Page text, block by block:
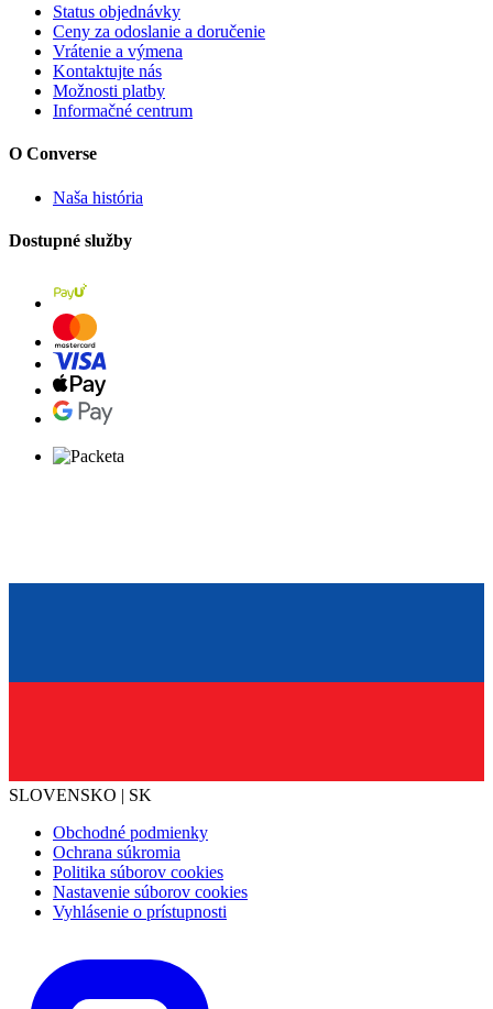
Status objednávky
Ceny za odoslanie a doručenie
Vrátenie a výmena
Kontaktujte nás
Možnosti platby
Informačné centrum
O Converse
Naša história
Dostupné služby
SLOVENSKO | SK
Obchodné podmienky
Ochrana súkromia
Politika súborov cookies
Nastavenie súborov cookies
Vyhlásenie o prístupnosti